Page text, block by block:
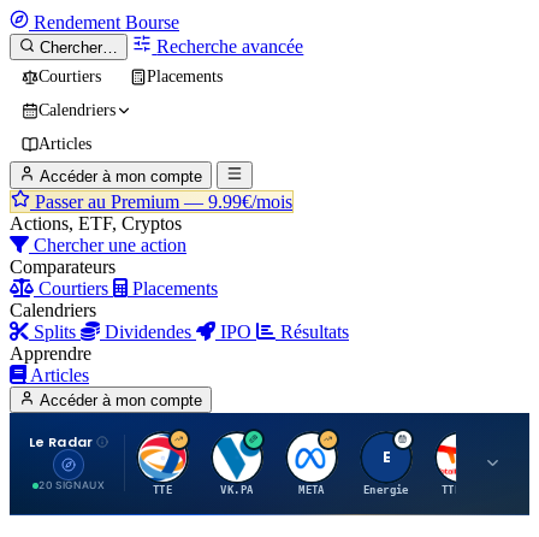
Rendement Bourse
Chercher… Recherche avancée
Courtiers
Placements
Calendriers
Articles
Accéder à mon compte
Passer au Premium — 9.99€/mois
Actions, ETF, Cryptos
Chercher une action
Comparateurs
Courtiers
Placements
Calendriers
Splits
Dividendes IPO
Résultats
Apprendre
Articles
Accéder à mon compte
Le Radar
20 SIGNAUX
T
TTE
V
VK.PA
M
META
E
Energie
T
TTE.PA